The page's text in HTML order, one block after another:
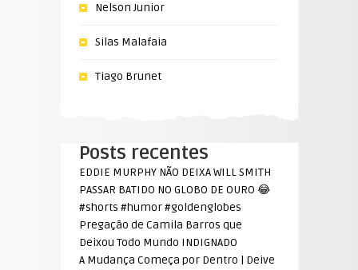
Nelson Junior
Silas Malafaia
Tiago Brunet
Posts recentes
EDDIE MURPHY NÃO DEIXA WILL SMITH
PASSAR BATIDO NO GLOBO DE OURO 😂
#shorts #humor #goldenglobes
Pregação de Camila Barros que
Deixou Todo Mundo INDIGNADO
A Mudança Começa por Dentro | Deive